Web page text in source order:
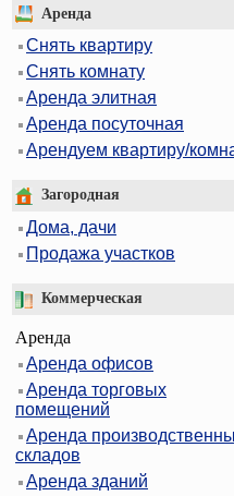
Аренда
Снять квартиру
Снять комнату
Аренда элитная
Аренда посуточная
Арендуем квартиру/
Загородная
Дома, дачи
Продажа участков
Коммерческая
Аренда
Аренда офисов
Аренда торговых
помещений
Аренда
складов
Аренда зданий